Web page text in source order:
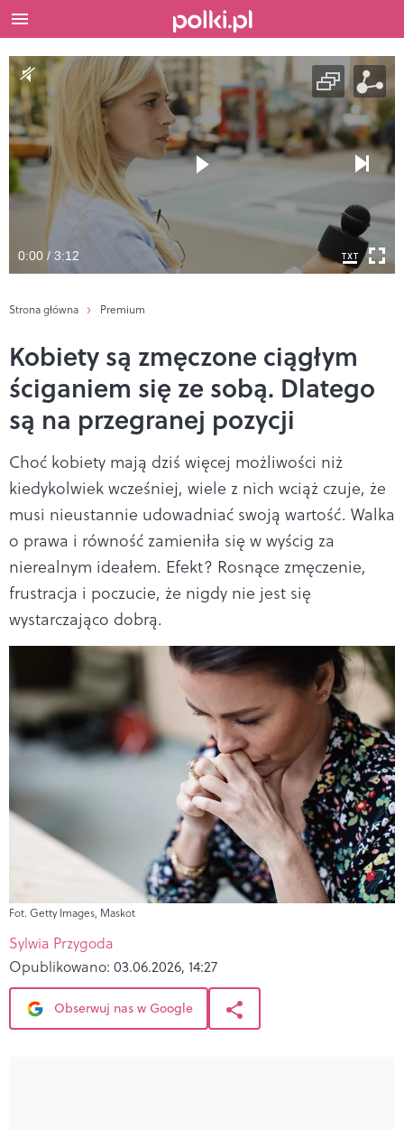
0:00 / 3:12
Strona główna Premium
Kobiety są zmęczone ciągłym
ściganiem się ze sobą. Dlatego
są na przegranej pozycji
Choć kobiety mają dziś więcej możliwości niż
kiedykolwiek wcześniej, wiele z nich wciąż czuje, że
musi nieustannie udowadniać swoją wartość. Walka
o prawa i równość zamieniła się w wyścig za
nierealnym ideałem. Efekt? Rosnące zmęczenie,
frustracja i poczucie, że nigdy nie jest się
wystarczająco dobrą.
Fot. Getty Images, Maskot
Sylwia Przygoda
Opublikowano: 03.06.2026, 14:27
Obserwuj nas w Google